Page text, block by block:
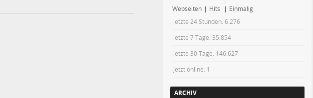
Webseiten | Hits | Einmalig
letzte 24 Stunden:6.276
letzte 7 Tage: 35.854
letzte 30 Tage: 146.627
Jetzt online: 1
ARCHIV